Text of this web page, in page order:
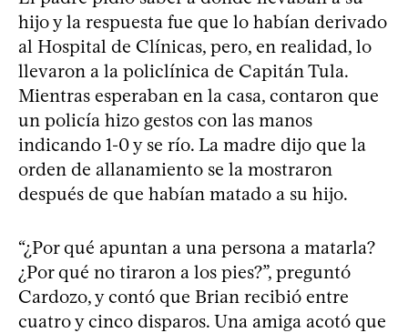
hijo y la respuesta fue que lo habían derivado
al Hospital de Clínicas, pero, en realidad, lo
llevaron a la policlínica de Capitán Tula.
Mientras esperaban en la casa, contaron que
un policía hizo gestos con las manos
indicando 1-0 y se río. La madre dijo que la
orden de allanamiento se la mostraron
después de que habían matado a su hijo.
“¿Por qué apuntan a una persona a matarla?
¿Por qué no tiraron a los pies?”, preguntó
Cardozo, y contó que Brian recibió entre
cuatro y cinco disparos. Una amiga acotó que